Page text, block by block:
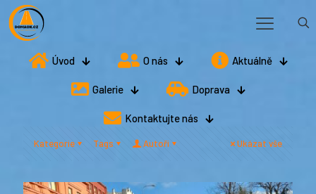
Úvod O nás Aktuálně
Galerie Doprava
Kontaktujte nás
Kategorie Tags Autoři Ukázat vše